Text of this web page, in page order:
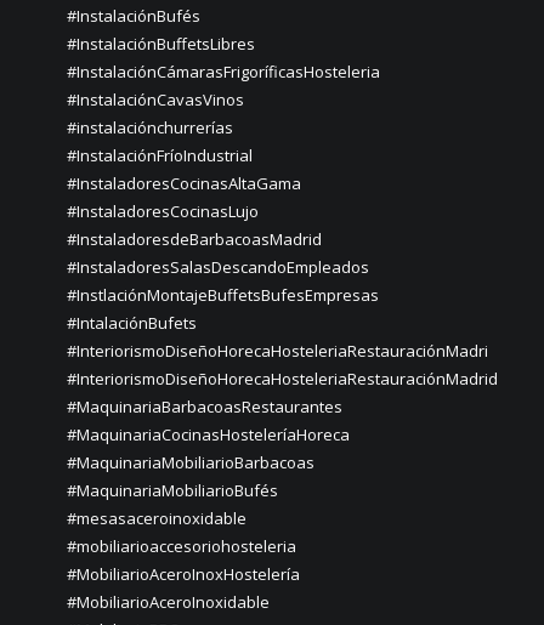
#InstalaciónBufés
#InstalaciónBuffetsLibres
#InstalaciónCámarasFrigoríficasHosteleria
#InstalaciónCavasVinos
#instalaciónchurrerías
#InstalaciónFríoIndustrial
#InstaladoresCocinasAltaGama
#InstaladoresCocinasLujo
#InstaladoresdeBarbacoasMadrid
#InstaladoresSalasDescandoEmpleados
#InstlaciónMontajeBuffetsBufesEmpresas
#IntalaciónBufets
#InteriorismoDiseñoHorecaHosteleriaRestauraciónMadri
#InteriorismoDiseñoHorecaHosteleriaRestauraciónMadrid
#MaquinariaBarbacoasRestaurantes
#MaquinariaCocinasHosteleríaHoreca
#MaquinariaMobiliarioBarbacoas
#MaquinariaMobiliarioBufés
#mesasaceroinoxidable
#mobiliarioaccesoriohosteleria
#MobiliarioAceroInoxHostelería
#MobiliarioAceroInoxidable